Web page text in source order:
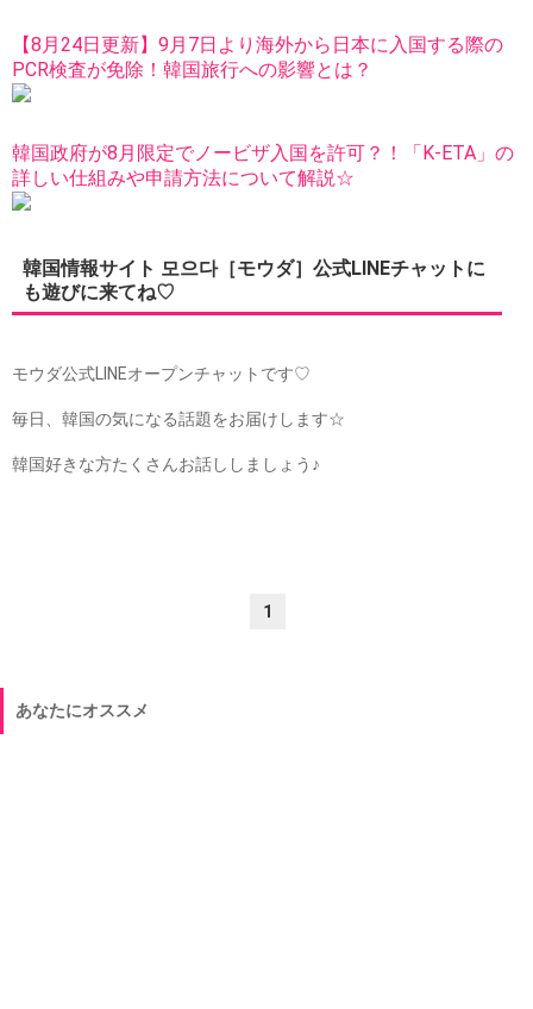
【8月24日更新】9月7日より海外から日本に入国する際の
PCR検査が免除！韓国旅行への影響とは？
韓国政府が8月限定でノービザ入国を許可？！「K-ETA」の
詳しい仕組みや申請方法について解説☆
韓国情報サイト 모으다［モウダ］公式LINEチャットに
も遊びに来てね♡
モウダ公式LINEオープンチャットです♡
毎日、韓国の気になる話題をお届けします☆
韓国好きな方たくさんお話ししましょう♪
1
あなたにオススメ